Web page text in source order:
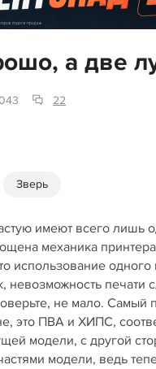
а две
22
Зверь
имеют всего лишь
механика
использование
невозможность
не мало.
это ПВА и ХИПС,
модели, с другой
модели, ведь